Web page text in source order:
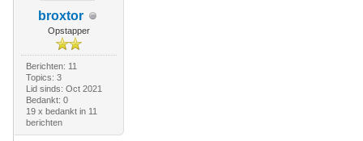
broxtor
Opstapper
Berichten: 11
Topics: 3
Lid sinds: Oct 2021
Bedankt: 0
19 x bedankt in 11
berichten